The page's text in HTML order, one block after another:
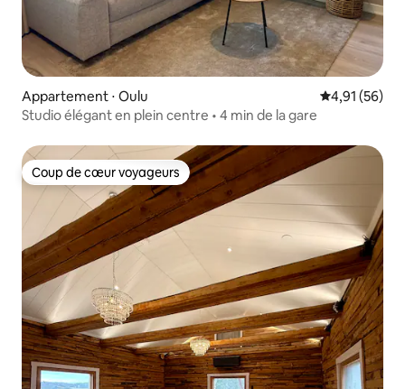
Appartement ⋅ Oulu Évaluation
4,91 (56)
Studio élégant en plein centre • 4 min de la gare
Coup de cœur voyageurs
Coup de cœur voyageurs